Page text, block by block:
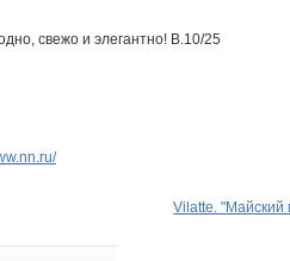
Vilatte. "Майский